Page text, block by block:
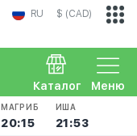
RU $ (CAD)
Меню
Каталог
МАГРИБ
20:15
ИША
21:53